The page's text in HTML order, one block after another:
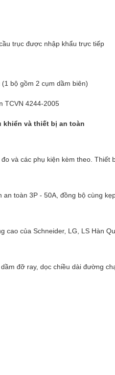
trục được nhập khẩu trực tiếp
bộ gồm 2 cụm dầm biên)
TCVN 4244-2005
khiển và thiết bị an toàn
và các phụ kiện kèm theo.
an toàn 3P - 50A, đồng bộ cùng
cao của Schneider, LG, LS Hàn
đỡ ray, dọc chiều dài đường